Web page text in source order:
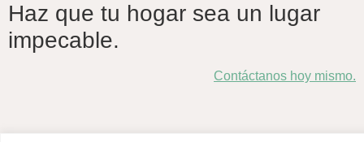
Haz que tu hogar sea un lugar
impecable.
Contáctanos hoy mismo.